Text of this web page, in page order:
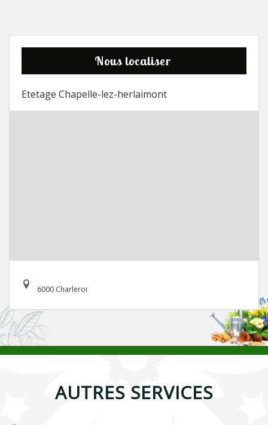
Nous localiser
Etetage Chapelle-lez-herlaimont
6000 Charleroi
AUTRES SERVICES